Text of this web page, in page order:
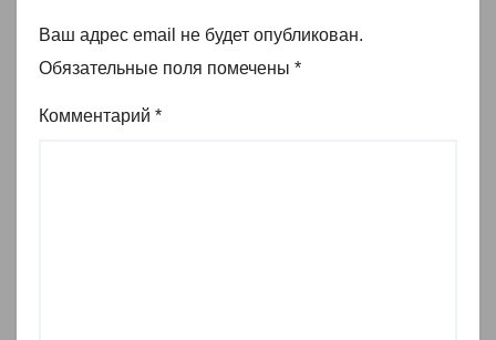
Ваш адрес email не будет опубликован.
Обязательные поля помечены *
Комментарий *